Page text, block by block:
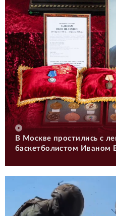
В Москве простились с
баскетболистом Иваном